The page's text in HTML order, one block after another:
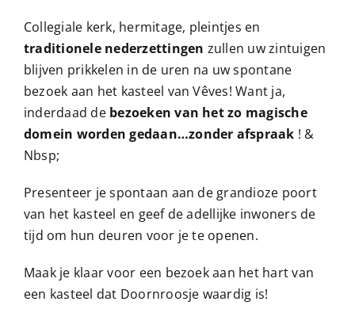
Collegiale kerk, hermitage, pleintjes en
traditionele nederzettingen zullen uw zintuigen
blijven prikkelen in de uren na uw spontane
bezoek aan het kasteel van Vêves! Want ja,
inderdaad de bezoeken van het zo magische
domein worden gedaan…zonder afspraak ! &
Nbsp;
Presenteer je spontaan aan de grandioze poort
van het kasteel en geef de adellijke inwoners de
tijd om hun deuren voor je te openen.
Maak je klaar voor een bezoek aan het hart van
een kasteel dat Doornroosje waardig is!